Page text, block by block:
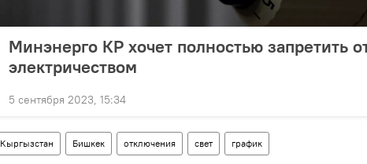
Минэнерго КР хочет полностью запретить
электричеством
5 сентября 2023, 15:34
Кыргызстан Бишкек отключения свет график